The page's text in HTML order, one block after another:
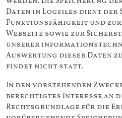
Daten in Logfiles dient
Funktionsfähigkeit und
Webseite sowie zur
unserer
Auswertung dieser Daten
findet nicht statt.
In den vorstehenden
berechtigtes Interesse an
Rechtsgrundlage für die